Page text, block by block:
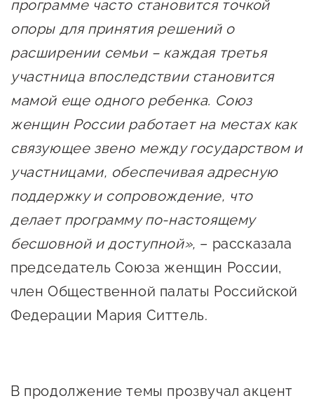
программе часто становится точкой
опоры для принятия решений о
расширении семьи – каждая третья
участница впоследствии становится
мамой еще одного ребенка. Союз
женщин России работает на местах как
связующее звено между государством и
участницами, обеспечивая адресную
поддержку и сопровождение, что
делает программу по-настоящему
бесшовной и доступной», – рассказала
председатель Союза женщин России,
член Общественной палаты Российской
Федерации Мария Ситтель.
В продолжение темы прозвучал акцент